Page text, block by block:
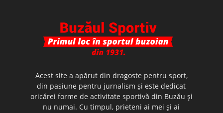
Acest site a apărut din dragoste pentru sport,
din pasiune pentru jurnalism şi este dedicat
oricărei forme de activitate sportivă din Buzău şi
nu numai. Cu timpul, prieteni ai mei şi ai